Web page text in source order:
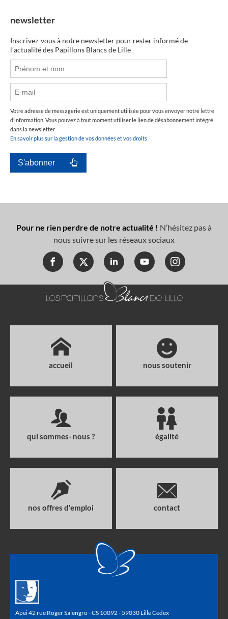
newsletter
Inscrivez-vous à notre newsletter pour rester informé de
l’actualité des Papillons Blancs de Lille
Votre adresse de messagerie est uniquement utilisée pour vous envoyer notre lettre
d’information. Vous pouvez à tout moment utiliser le lien de désabonnement intégré
dans la newsletter.
En savoir plus sur la gestion de vos données et vos droits
Pour ne rien perdre de notre actualité ! N’hésitez pas à
nous suivre sur les réseaux sociaux
accueil nous soutenir
qui sommes- nous ? égalité
nos offres d'emploi contact
Apei 42 rue Roger Salengro - CS 10092 - 59030 Lille Cedex